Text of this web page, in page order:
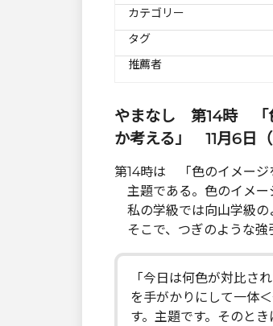
カテゴリー
タグ
推薦者
やまなし 第14時 「
か考える」 11月6日（
第14時は 「色のイメージ
主題である。色のイメー
私の学級では向山学級の
そこで、つぎのような強
「今日は何色が対比さ
を手がかりにして一体
す。主題です。そのと